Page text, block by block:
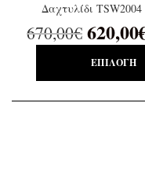
Δαχτυλίδι TSW2004
670,00€ 620,00
ΕΠΙΛΟΓΉ